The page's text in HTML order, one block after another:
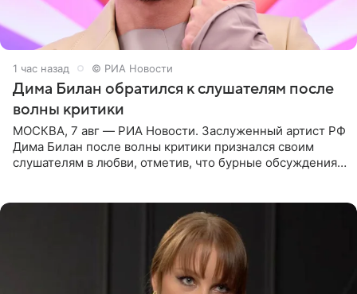
1 час назад © РИА Новости
Дима Билан обратился к слушателям после
волны критики
МОСКВА, 7 авг — РИА Новости. Заслуженный артист РФ
Дима Билан после волны критики признался своим
слушателям в любви, отметив, что бурные обсуждения